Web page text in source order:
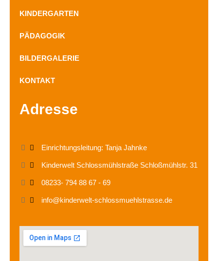
KINDERGARTEN
PÄDAGOGIK
BILDERGALERIE
KONTAKT
Adresse
Einrichtungsleitung: Tanja Jahnke
Kinderwelt Schlossmühlstraße Schloßmühlstr. 31
08233- 794 88 67 - 69
info@kinderwelt-schlossmuehlstrasse.de